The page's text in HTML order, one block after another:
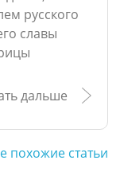
русского
славы
дальше
похожие статьи